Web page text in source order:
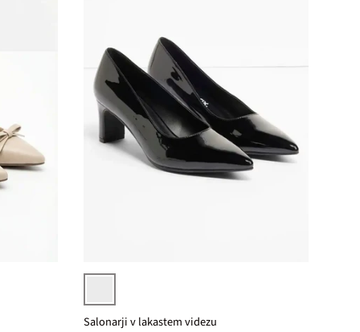
črna
Salonarji v lakastem videzu